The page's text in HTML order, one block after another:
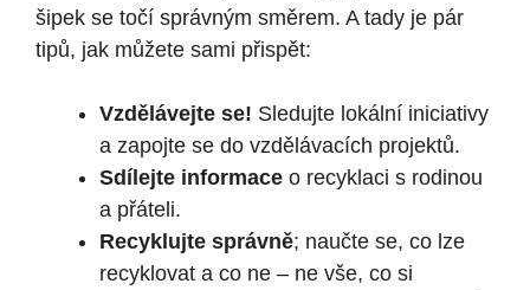
šipek se točí správným směrem. A tady je pár
tipů, jak můžete sami přispět:
Vzdělávejte se! Sledujte lokální iniciativy
a zapojte se do vzdělávacích projektů.
Sdílejte informace o recyklaci s rodinou
a přáteli.
Recyklujte správně; naučte se, co lze
recyklovat a co ne – ne vše, co si